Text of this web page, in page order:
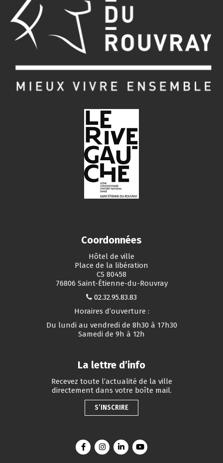
Coordonnées
Hôtel de ville
Place de la libération
CS 80458
76806 Saint-Étienne-du-Rouvray
02.32.95.83.83
Horaires d’ouverture :
Du lundi au vendredi de 8h30 à 17h30
Samedi de 9h à 12h
La lettre d’info
Recevez toute l’actualité de la ville
directement dans votre boîte mail.
S’INSCRIRE
Lien vers le compte Facebook
Lien vers le compte Instagram
Lien vers le compte Linkedin
Lien vers la chaîne